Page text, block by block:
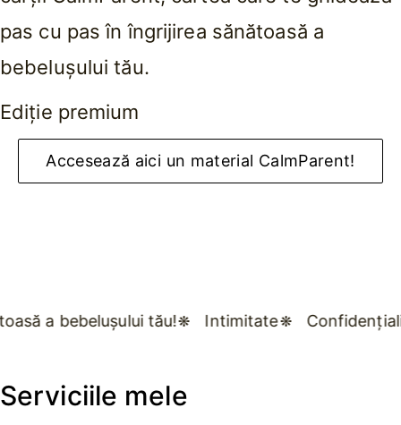
pas cu pas în îngrijirea sănătoasă a
bebelușului tău.
Ediție premium
Accesează aici un material CalmParent!
tău! Intimitate Confidențialitate
Serviciile mele